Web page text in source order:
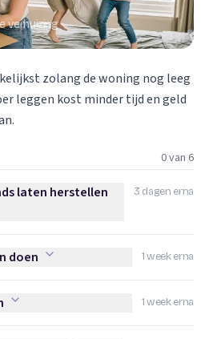
verhuizing
zolang de woning nog leeg
leggen kost minder tijd en geld
0 van 6
3 dagen erna
herstellen afvinken
laten herstellen
1 week erna
afvinken
doen
1 week erna